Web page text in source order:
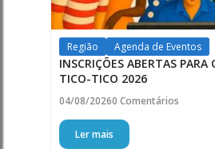
Região Agenda de Eventos
INSCRIÇÕES ABERTAS PARA
TICO-TICO 2026
04/08/20260 Comentários
Ler mais